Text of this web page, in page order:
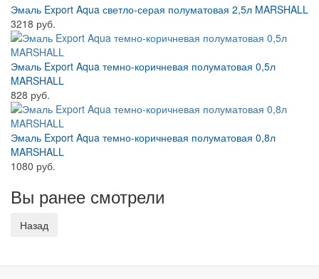
Эмаль Export Aqua светло-серая полуматовая 2,5л MARSHALL
3218 руб.
Эмаль Export Aqua темно-коричневая полуматовая 0,5л
MARSHALL
828 руб.
Эмаль Export Aqua темно-коричневая полуматовая 0,8л
MARSHALL
1080 руб.
Вы ранее смотрели